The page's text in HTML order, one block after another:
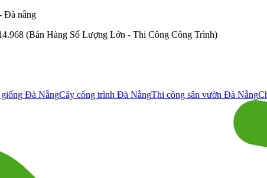
Đà nẵng
(Bán Hàng Số Lượng Lớn - Thi Công Công Trình)
Đà NẵngCây công trình Đà NẵngThi công sân vườn Đà Nẵng